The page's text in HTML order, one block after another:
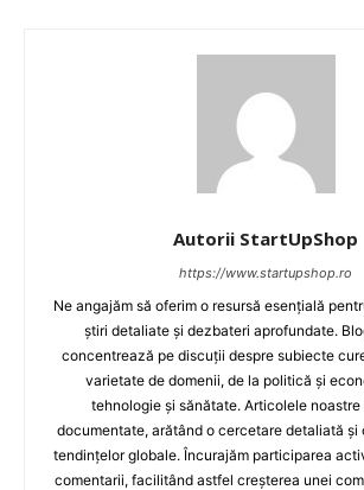
Autorii StartUpShop
https://www.startupshop.ro
Ne angajăm să oferim o resursă esențială
știri detaliate și dezbateri aprofundate.
concentrează pe discuții despre subiecte
varietate de domenii, de la politică și
tehnologie și sănătate. Articolele noastre
documentate, arătând o cercetare detaliată și
tendințelor globale. Încurajăm participarea
comentarii, facilitând astfel creșterea unei